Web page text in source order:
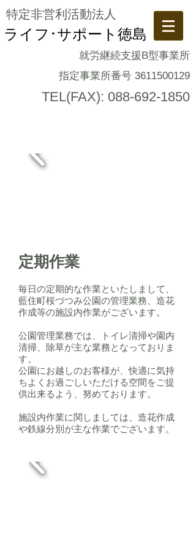
特定非営利活動法人
ライフ･サポート徳島
就労継続支援B型事業所
指定事業所番号 3611500129
TEL(FAX): 088-692-1850
​定期作業
毎日の定期的な作業といたしまして、
藍住町桜づつみ公園の管理業務、造花
作成等の施設内作業がございます。
公園管理業務では、トイレ清掃や園内
清掃、除草が主な業務となっておりま
す。
公園にお越しのお客様が、快適に気持
ちよくお過ごしいただける空間をご提
供出来るよう、努めております。
施設内作業に関しましては、造花作成
や鉄線分別が主な作業でございます。